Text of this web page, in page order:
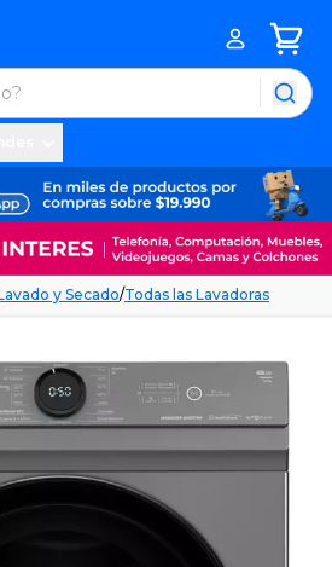
y Secado/Todas las Lavadoras